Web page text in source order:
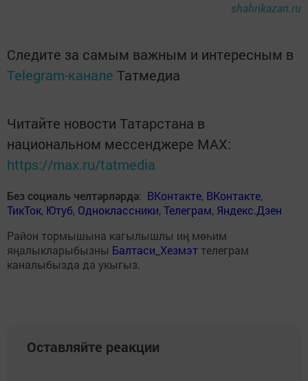
shahrikazan.ru
Следите за самым важным и интересным в
Telegram-канале Татмедиа
Читайте новости Татарстана в
национальном мессенджере MАХ:
https://max.ru/tatmedia
Без социаль челтәрләрдә: ВКонтакте, ВКонтакте,
ТикТок, Ютуб, Одноклассники,Телеграм, Яндекс.Дзен
Район тормышына кагылышлы иң мөһим
яңалыкларыбызны Балтаси_Хезмэт телеграм
каналыбызда да укыгыз.
Оставляйте реакции